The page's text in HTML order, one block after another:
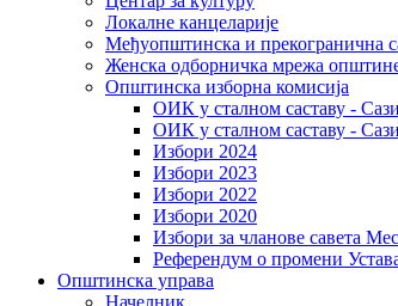
Локалне канцеларије
Међуопштинска и прекогранична
Женска одборничка мрежа
Општинска изборна комисија
ОИК у сталном саставу -
ОИК у сталном саставу -
Избори 2024
Избори 2023
Избори 2022
Избори 2020
Избори за чланове савета
Референдум о промени
Општинска управа
Начелник